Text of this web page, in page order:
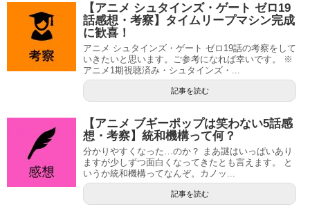
【アニメ シュタインズ・ゲート ゼロ19
話感想・考察】タイムリープマシン完成
に歓喜！
アニメ シュタインズ・ゲート ゼロ19話の考察をして
いきたいと思います。ご参考になれば幸いです。 ※
アニメ1期視聴済み・シュタインズ・...
記事を読む
【アニメ ブギーポップは笑わない5話感
想・考察】統和機構って何？
分かりやすくなった…のか？ まあ謎はいっぱいあり
ますが少しずつ面白くなってきたとも言えます。 と
いうか統和機構ってなんぞ。カノッ...
記事を読む